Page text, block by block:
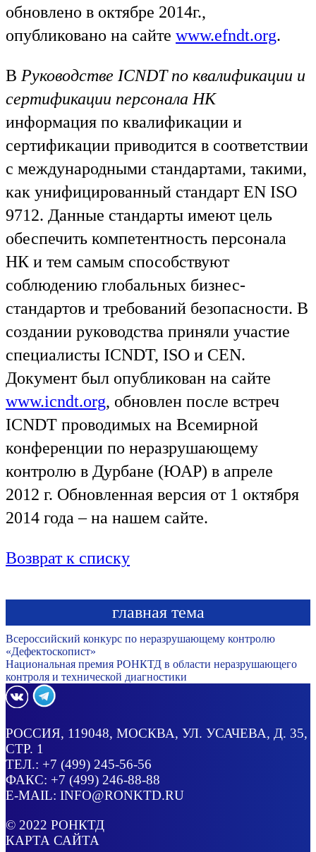
обновлено в октябре 2014г.,
опубликовано на сайте www.efndt.org.
В Руководстве ICNDT по квалификации и
сертификации персонала НК
информация по квалификации и
сертификации приводится в соответствии
с международными стандартами, такими,
как унифицированный стандарт EN ISO
9712. Данные стандарты имеют цель
обеспечить компетентность персонала
НК и тем самым способствуют
соблюдению глобальных бизнес-
стандартов и требований безопасности. В
создании руководства приняли участие
специалисты ICNDT, ISO и CEN.
Документ был опубликован на сайте
www.icndt.org, обновлен после встреч
ICNDT проводимых на Всемирной
конференции по неразрушающему
контролю в Дурбане (ЮАР) в апреле
2012 г. Обновленная версия от 1 октября
2014 года – на нашем сайте.
Возврат к списку
главная тема
Всероссийский конкурс по неразрушающему контролю
«Дефектоскопист»
Национальная премия РОНКТД в области неразрушающего
контроля и технической диагностики
РОССИЯ, 119048, МОСКВА, УЛ. УСАЧЕВА, Д. 35,
СТР. 1
ТЕЛ.: +7 (499) 245-56-56
ФАКС: +7 (499) 246-88-88
E-MAIL: INFO@RONKTD.RU
© 2022 РОНКТД
КАРТА САЙТА